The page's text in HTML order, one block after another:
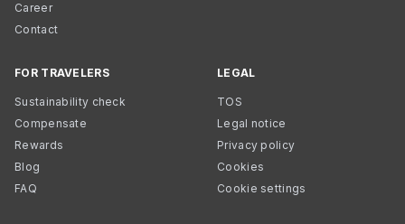
Career
Contact
FOR TRAVELERS
Sustainability check
Compensate
Rewards
Blog
FAQ
LEGAL
TOS
Legal notice
Privacy policy
Cookies
Cookie settings